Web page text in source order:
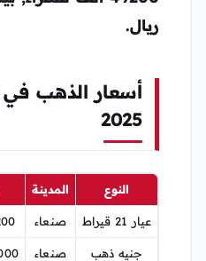
ريال.
2025
النوع المدينة
عيار 21 قيراط صنعاء
جنيه ذهب صنعاء